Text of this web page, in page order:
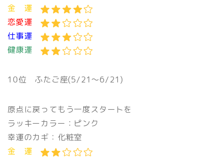
金 運
恋愛運
仕事運
健康運
10位 ふたご座(5/21〜6/21)
原点に戻ってもう一度スタートを
ラッキーカラー：ピンク
幸運のカギ：化粧室
金 運